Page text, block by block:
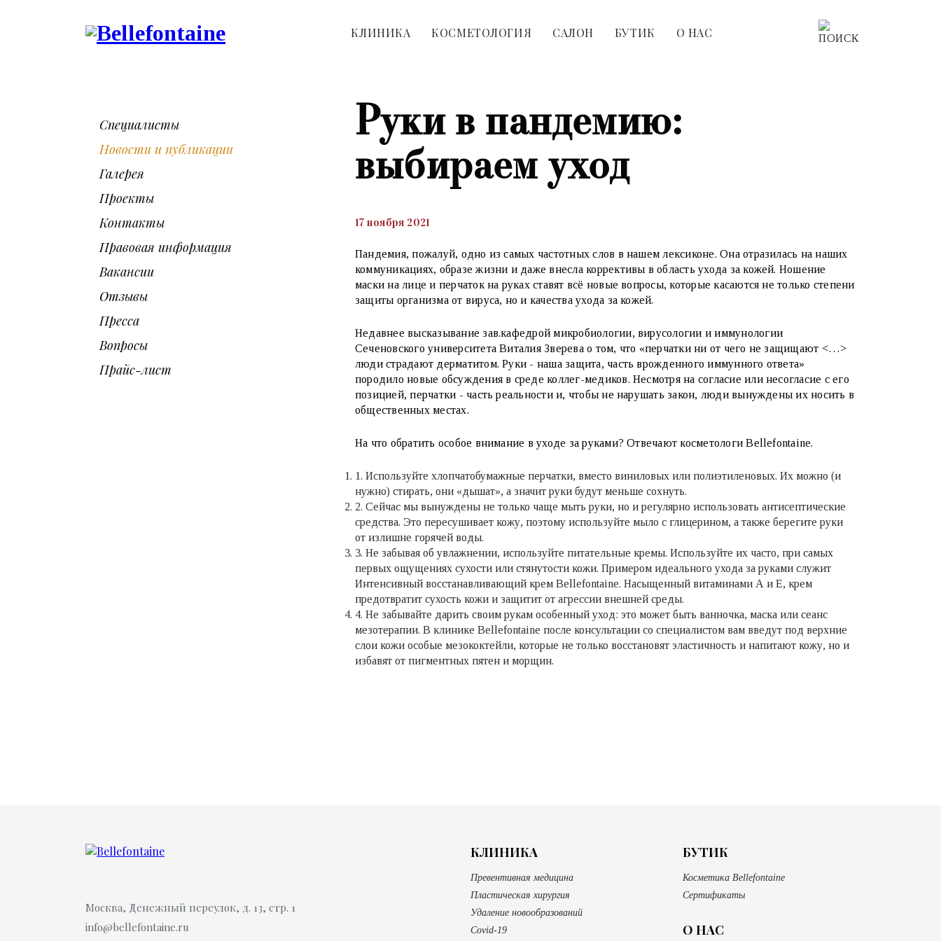
КЛИНИКА КОСМЕТОЛОГИЯ САЛОН БУТИК О НАС
Специалисты
Новости и публикации
Галерея
Проекты
Контакты
Правовая информация
Вакансии
Отзывы
Пресса
Вопросы
Прайс-лист
Руки в пандемию:
выбираем уход
17 ноября 2021
Пандемия, пожалуй, одно из самых частотных слов в нашем лексиконе. Она отразилась на наших
коммуникациях, образе жизни и даже внесла коррективы в область ухода за кожей. Ношение
маски на лице и перчаток на руках ставят всё новые вопросы, которые касаются не только степени
защиты организма от вируса, но и качества ухода за кожей.
Недавнее высказывание зав.кафедрой микробиологии, вирусологии и иммунологии
Сеченовского университета Виталия Зверева о том, что «перчатки ни от чего не защищают <…>
люди страдают дерматитом. Руки - наша защита, часть врожденного иммунного ответа»
породило новые обсуждения в среде коллег-медиков. Несмотря на согласие или несогласие с его
позицией, перчатки - часть реальности и, чтобы не нарушать закон, люди вынуждены их носить в
общественных местах.
На что обратить особое внимание в уходе за руками? Отвечают косметологи Bellefontaine.
1. Используйте хлопчатобумажные перчатки, вместо виниловых или полиэтиленовых. Их можно (и
нужно) стирать, они «дышат», а значит руки будут меньше сохнуть.
2. Сейчас мы вынуждены не только чаще мыть руки, но и регулярно использовать антисептические
средства. Это пересушивает кожу, поэтому используйте мыло с глицерином, а также берегите руки
от излишне горячей воды.
3. Не забывая об увлажнении, используйте питательные кремы. Используйте их часто, при самых
первых ощущениях сухости или стянутости кожи. Примером идеального ухода за руками служит
Интенсивный восстанавливающий крем Bellefontaine. Насыщенный витаминами А и Е, крем
предотвратит сухость кожи и защитит от агрессии внешней среды.
4. Не забывайте дарить своим рукам особенный уход: это может быть ванночка, маска или сеанс
мезотерапии. В клинике Bellefontaine после консультации со специалистом вам введут под верхние
слои кожи особые мезококтейли, которые не только восстановят эластичность и напитают кожу, но и
избавят от пигментных пятен и морщин.
Москва, Денежный переулок, д. 13, стр. 1
info@bellefontaine.ru
КЛИНИКА
Превентивная медицина
Пластическая хирургия
Удаление новообразований
Covid-19
БУТИК
Косметика Bellefontaine
Сертификаты
О НАС